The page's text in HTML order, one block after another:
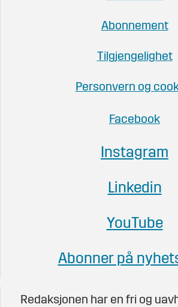
Abonnement
Tilgjengelighet
Personvern og
Facebook
Instagram
Linkedin
YouTube
Abonner på
Redaksjonen har en fri og